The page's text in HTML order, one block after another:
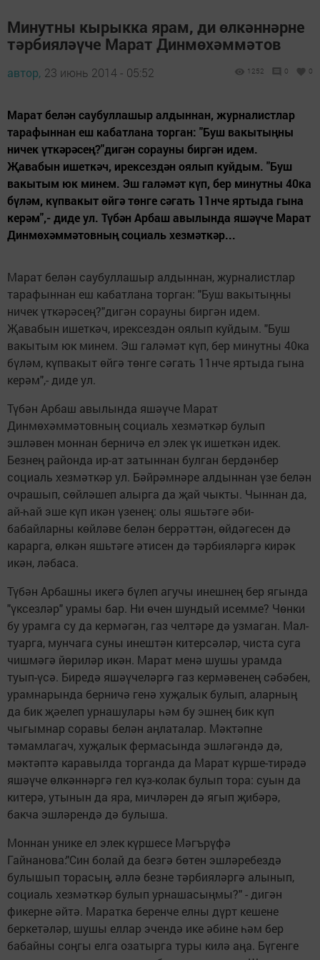
Минутны кырыкка ярам, ди өлкәннәрне
тәрбияләүче Марат Динмөхәммәтов
автор, 23 июнь 2014 - 05:52 1252 0 0
Марат белән саубуллашыр алдыннан, журналистлар
тарафыннан еш кабатлана торган: "Буш вакытыңны
ничек үткәрәсең?"дигән сорауны биргән идем.
Җавабын ишеткәч, ирексездән оялып куйдым. "Буш
вакытым юк минем. Эш галәмәт күп, бер минутны 40ка
бүләм, күпвакыт өйгә төнге сәгать 11нче яртыда гына
керәм",- диде ул. Түбән Арбаш авылында яшәүче Марат
Динмөхәммәтовның социаль хезмәткәр...
Марат белән саубуллашыр алдыннан, журналистлар
тарафыннан еш кабатлана торган: "Буш вакытыңны
ничек үткәрәсең?"дигән сорауны биргән идем.
Җавабын ишеткәч, ирексездән оялып куйдым. "Буш
вакытым юк минем. Эш галәмәт күп, бер минутны 40ка
бүләм, күпвакыт өйгә төнге сәгать 11нче яртыда гына
керәм",- диде ул.
Түбән Арбаш авылында яшәүче Марат
Динмөхәммәтовның социаль хезмәткәр булып
эшләвен моннан берничә ел элек үк ишеткән идек.
Безнең районда ир-ат затыннан булган бердәнбер
социаль хезмәткәр ул. Бәйрәмнәре алдыннан үзе белән
очрашып, сөйләшеп алырга да җай чыкты. Чыннан да,
ай-һай эше күп икән үзенең: олы яшьтәге әби-
бабайларны көйләве белән беррәттән, өйдәгесен дә
карарга, өлкән яшьтәге әтисен дә тәрбияләргә кирәк
икән, ләбаса.
Түбән Арбашны икегә бүлеп агучы инешнең бер ягында
"үксезләр" урамы бар. Ни өчен шундый исемме? Чөнки
бу урамга су да кермәгән, газ челтәре дә узмаган. Мал-
туарга, мунчага суны инештән китерсәләр, чиста суга
чишмәгә йөриләр икән. Марат менә шушы урамда
туып-үсә. Биредә яшәүчеләргә газ кермәвенең сәбәбен,
урамнарында берничә генә хуҗалык булып, аларның
да бик җәелеп урнашулары һәм бу эшнең бик күп
чыгымнар соравы белән аңлаталар. Мәктәпне
тәмамлагач, хуҗалык фермасында эшләгәндә дә,
мәктәптә каравылда торганда да Марат күрше-тирәдә
яшәүче өлкәннәргә гел күз-колак булып тора: суын да
китерә, утынын да яра, мичләрен дә ягып җибәрә,
бакча эшләрендә дә булыша.
Моннан унике ел элек күршесе Мәгърүфә
Гайнанова:"Син болай да безгә бөтен эшләребездә
булышып торасың, әллә безне тәрбияләргә алынып,
социаль хезмәткәр булып урнашасыңмы?" - дигән
фикерне әйтә. Маратка беренче елны дүрт кешене
беркетәләр, шушы еллар эчендә ике әбине һәм бер
бабайны соңгы елга озатырга туры килә аңа. Бүгенге